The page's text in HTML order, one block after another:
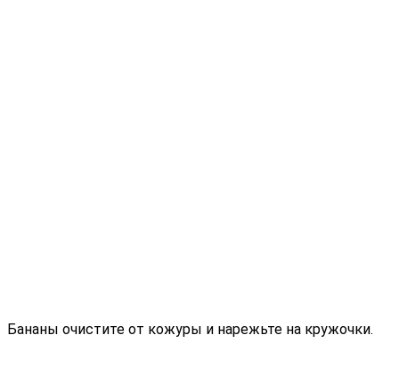
Бананы очистите от кожуры и нарежьте на кружочки.